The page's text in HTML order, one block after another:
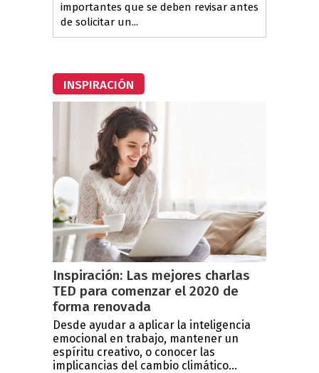
importantes que se deben revisar antes
de solicitar un...
INSPIRACIÓN
Inspiración: Las mejores charlas
TED para comenzar el 2020 de
forma renovada
Desde ayudar a aplicar la inteligencia
emocional en trabajo, mantener un
espíritu creativo, o conocer las
implicancias del cambio climático...